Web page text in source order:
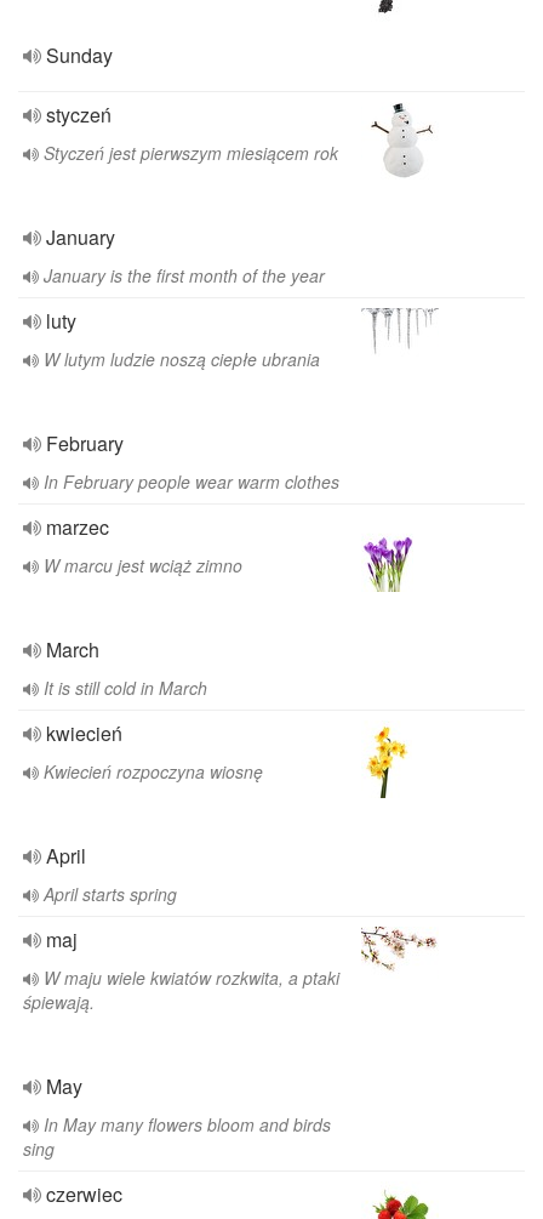
Sunday
styczeń
Styczeń jest pierwszym miesiącem rok
January
January is the first month of the year
luty
W lutym ludzie noszą ciepłe ubrania
February
In February people wear warm clothes
marzec
W marcu jest wciąż zimno
March
It is still cold in March
kwiecień
Kwiecień rozpoczyna wiosnę
April
April starts spring
maj
W maju wiele kwiatów rozkwita, a ptaki
śpiewają.
May
In May many flowers bloom and birds
sing
czerwiec